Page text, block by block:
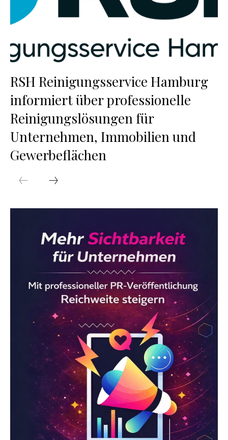
RSH Reinigungsservice Hamburg
informiert über professionelle
Reinigungslösungen für
Unternehmen, Immobilien und
Gewerbeflächen